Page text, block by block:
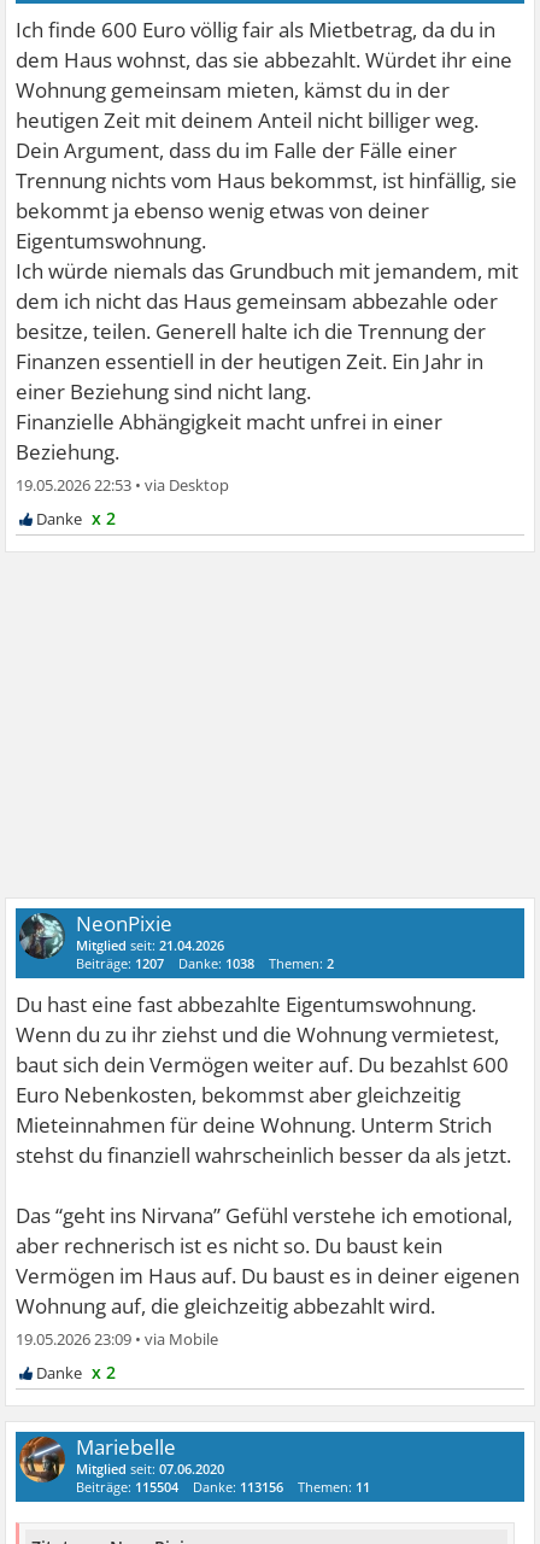
Ich finde 600 Euro völlig fair als Mietbetrag, da du in
dem Haus wohnst, das sie abbezahlt. Würdet ihr eine
Wohnung gemeinsam mieten, kämst du in der
heutigen Zeit mit deinem Anteil nicht billiger weg.
Dein Argument, dass du im Falle der Fälle einer
Trennung nichts vom Haus bekommst, ist hinfällig, sie
bekommt ja ebenso wenig etwas von deiner
Eigentumswohnung.
Ich würde niemals das Grundbuch mit jemandem, mit
dem ich nicht das Haus gemeinsam abbezahle oder
besitze, teilen. Generell halte ich die Trennung der
Finanzen essentiell in der heutigen Zeit. Ein Jahr in
einer Beziehung sind nicht lang.
Finanzielle Abhängigkeit macht unfrei in einer
Beziehung.
19.05.2026 22:53 •
x 2
NeonPixie
Mitglied seit:21.04.2026
Beiträge: 1207 Danke: 1038 Themen:2
Du hast eine fast abbezahlte Eigentumswohnung.
Wenn du zu ihr ziehst und die Wohnung vermietest,
baut sich dein Vermögen weiter auf. Du bezahlst 600
Euro Nebenkosten, bekommst aber gleichzeitig
Mieteinnahmen für deine Wohnung. Unterm Strich
stehst du finanziell wahrscheinlich besser da als jetzt.
Das “geht ins Nirvana” Gefühl verstehe ich emotional,
aber rechnerisch ist es nicht so. Du baust kein
Vermögen im Haus auf. Du baust es in deiner eigenen
Wohnung auf, die gleichzeitig abbezahlt wird.
19.05.2026 23:09 •
x 2
Mariebelle
Mitglied seit:07.06.2020
Beiträge: 115504 Danke: 113156 Themen: 11